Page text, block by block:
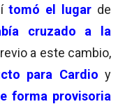
tomó el lugar de
cruzado a la
a este cambio,
para Cardio y
forma provisoria